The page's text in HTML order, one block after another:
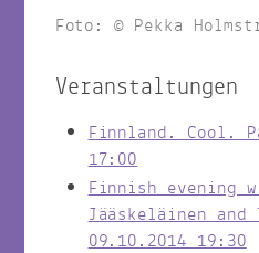
Foto: © Pekka
Veranstaltungen
Finnland. Cool.
17:00
Finnish evening
Jääskeläinen
09.10.2014 19:30